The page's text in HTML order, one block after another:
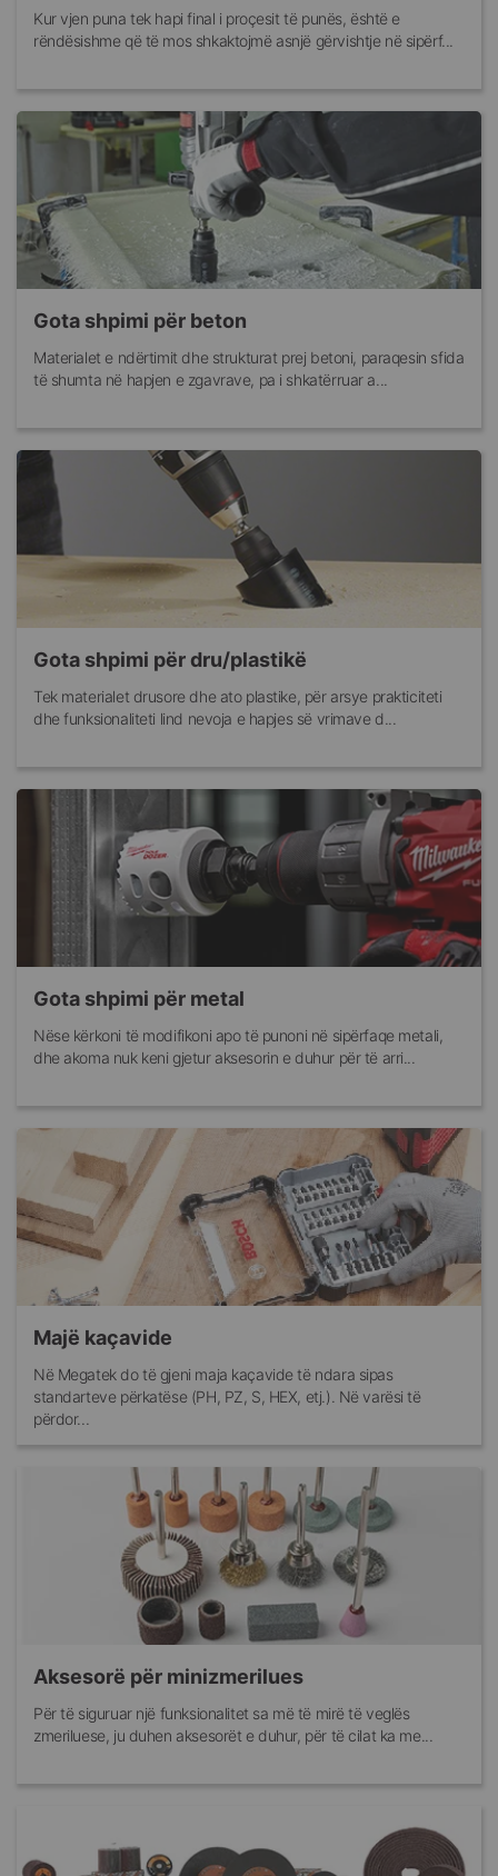
Kur vjen puna tek hapi final i proçesit të punës, është e
rëndësishme që të mos shkaktojmë asnjë gërvishtje në sipërf...
Gota shpimi për beton
Materialet e ndërtimit dhe strukturat prej betoni, paraqesin sfida
të shumta në hapjen e zgavrave, pa i shkatërruar a...
Gota shpimi për dru/plastikë
Tek materialet drusore dhe ato plastike, për arsye prakticiteti
dhe funksionaliteti lind nevoja e hapjes së vrimave d...
Gota shpimi për metal
Nëse kërkoni të modifikoni apo të punoni në sipërfaqe metali,
dhe akoma nuk keni gjetur aksesorin e duhur për të arri...
Majë kaçavide
Në Megatek do të gjeni maja kaçavide të ndara sipas
standarteve përkatëse (PH, PZ, S, HEX, etj.). Në varësi të
përdor...
Aksesorë për minizmerilues
Për të siguruar një funksionalitet sa më të mirë të veglës
zmeriluese, ju duhen aksesorët e duhur, për të cilat ka me...